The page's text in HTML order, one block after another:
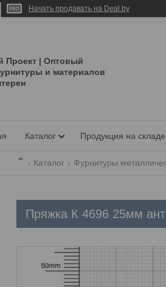
Начать продавать на Deal.by
Проект | Оптовый
и материалов
Каталог Продукция на складе
Каталог Фурнитуры
Пряжка К 4696 25мм